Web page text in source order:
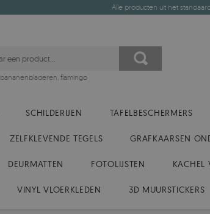
Alle producten uit het
bananenbladeren, flamingo
SCHILDERIJEN TAFELBESCHERMERS
ZELFKLEVENDE TEGELS GRAFKAARSEN
DEURMATTEN FOTOLIJSTEN KACHEL
VINYL VLOERKLEDEN 3D MUURSTICKERS